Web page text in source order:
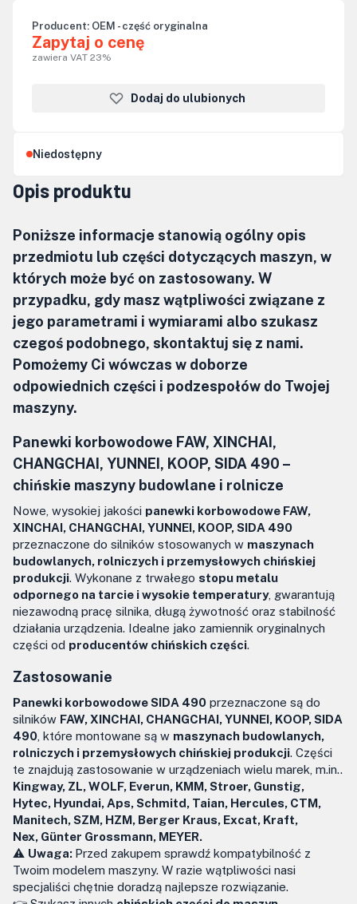
Producent: OEM - część oryginalna
Zapytaj o cenę
zawiera VAT 23%
Dodaj do ulubionych
Niedostępny
Opis produktu
Poniższe informacje stanowią ogólny opis
przedmiotu lub części dotyczących maszyn, w
których może być on zastosowany. W
przypadku, gdy masz wątpliwości związane z
jego parametrami i wymiarami albo szukasz
czegoś podobnego, skontaktuj się z nami.
Pomożemy Ci wówczas w doborze
odpowiednich części i podzespołów do Twojej
maszyny.
Panewki korbowodowe FAW, XINCHAI,
CHANGCHAI, YUNNEI, KOOP, SIDA 490 –
chińskie maszyny budowlane i rolnicze
Nowe, wysokiej jakości panewki korbowodowe FAW,
XINCHAI, CHANGCHAI, YUNNEI, KOOP, SIDA 490
przeznaczone do silników stosowanych w maszynach
budowlanych, rolniczych i przemysłowych chińskiej
produkcji. Wykonane z trwałego stopu metalu
odpornego na tarcie i wysokie temperatury, gwarantują
niezawodną pracę silnika, długą żywotność oraz stabilność
działania urządzenia. Idealne jako zamiennik oryginalnych
części od producentów chińskich części.
Zastosowanie
Panewki korbowodowe SIDA 490 przeznaczone są do
silników FAW, XINCHAI, CHANGCHAI, YUNNEI, KOOP, SIDA
490 , które montowane są w maszynach budowlanych,
rolniczych i przemysłowych chińskiej produkcji. Części
te znajdują zastosowanie w urządzeniach wielu marek, m.in..
Kingway, ZL, WOLF, Everun, KMM, Stroer, Gunstig,
Hytec, Hyundai, Aps, Schmitd, Taian, Hercules, CTM,
Manitech, SZM, HZM, Berger Kraus, Excat, Kraft,
Nex, Günter Grossmann, MEYER.
⚠️ Uwaga: Przed zakupem sprawdź kompatybilność z
Twoim modelem maszyny. W razie wątpliwości nasi
specjaliści chętnie doradzą najlepsze rozwiązanie.